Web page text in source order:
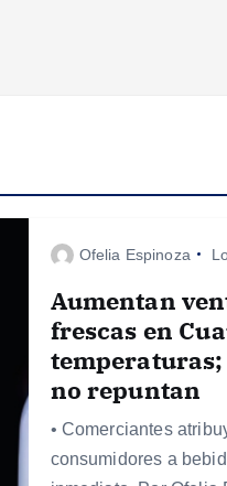
Ofelia Espinoza
Aumentan
frescas en
temperaturas;
no repuntan
• Comerciantes
consumidores a